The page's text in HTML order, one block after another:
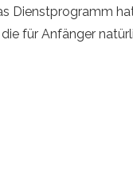
Dienstprogramm
für Anfänger